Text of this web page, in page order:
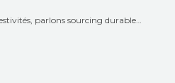
parlons sourcing durable…